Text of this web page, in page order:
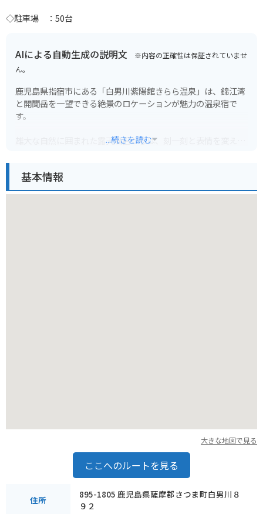
◇駐車場 ：50台
AIによる自動生成の説明文 ※内容の正確性は保証されていませ
ん。
鹿児島県指宿市にある「白男川紫陽館きらら温泉」は、錦江湾
と開聞岳を一望できる絶景のロケーションが魅力の温泉宿で
す。
雄大な自然に囲まれた露天風呂からは、刻一刻と表情を変える
特に夕暮れ時は、空と海が茜色に染まり、息をのむほどの美し
さです。
...続きを読む
基本情報
大きな地図で見る
ここへのルートを見る
住所
895-1805 鹿児島県薩摩郡さつま町白男川８
９２